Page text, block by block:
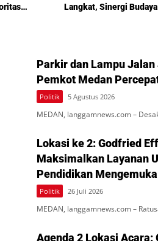
Langkat, Sinergi
Parkir dan Lampu Jalan
Pemkot Medan
Politik 5 Agustus 2026
MEDAN, langgamnews.com –
Lokasi ke 2: Godfried
Maksimalkan Layanan
Pendidikan
Politik 26 Juli 2026
MEDAN, langgamnews.com –
Agenda 2 Lokasi